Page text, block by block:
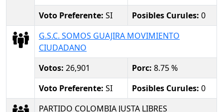
Voto Preferente: SI Posibles Curules: 0
G.S.C. SOMOS GUAJIRA MOVIMIENTO
CIUDADANO
Votos: 26,901 Porc: 8.75 %
Voto Preferente: SI Posibles Curules: 0
PARTIDO COLOMBIA JUSTA LIBRES